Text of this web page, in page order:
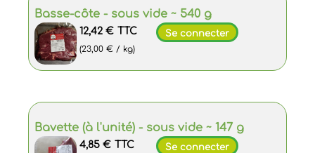
Basse-côte - sous vide ~ 540 g
12,42 € TTC
(23,00 € / kg)
Se connecter
Bavette (à l'unité) - sous vide ~ 147 g
4,85 € TTC Se connecter